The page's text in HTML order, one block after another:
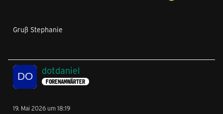
Gruß Stephanie
dotdaniel
FORENANWÄRTER
19. Mai 2026 um 18:19